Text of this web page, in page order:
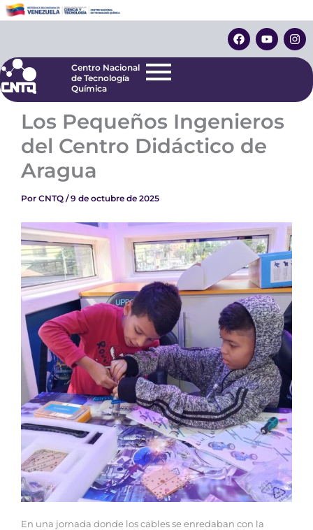
al
F
a
c
o
k
Y
o
u
e
I
n
s
r
Centro Nacional
de Tecnología
Centro Nacional
de Tecnología
Química
Los Pequeños Ingenieros
del Centro Didáctico de
Aragua
Por CNTQ /9 de octubre de 2025
En una jornada donde los cables se enredaban con la